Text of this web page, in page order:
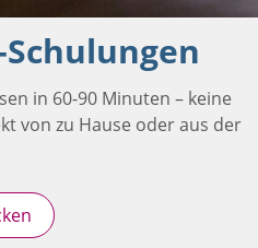
in 60-90 Minuten – keine
von zu Hause oder aus der